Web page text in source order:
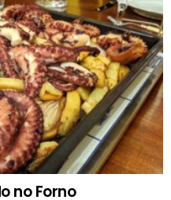
no Forno